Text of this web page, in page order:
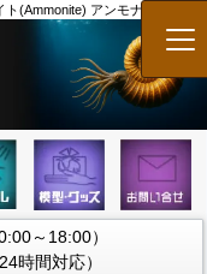
(Ammonite) アンモナイト 販売
メ
～18:00）
時間対応）